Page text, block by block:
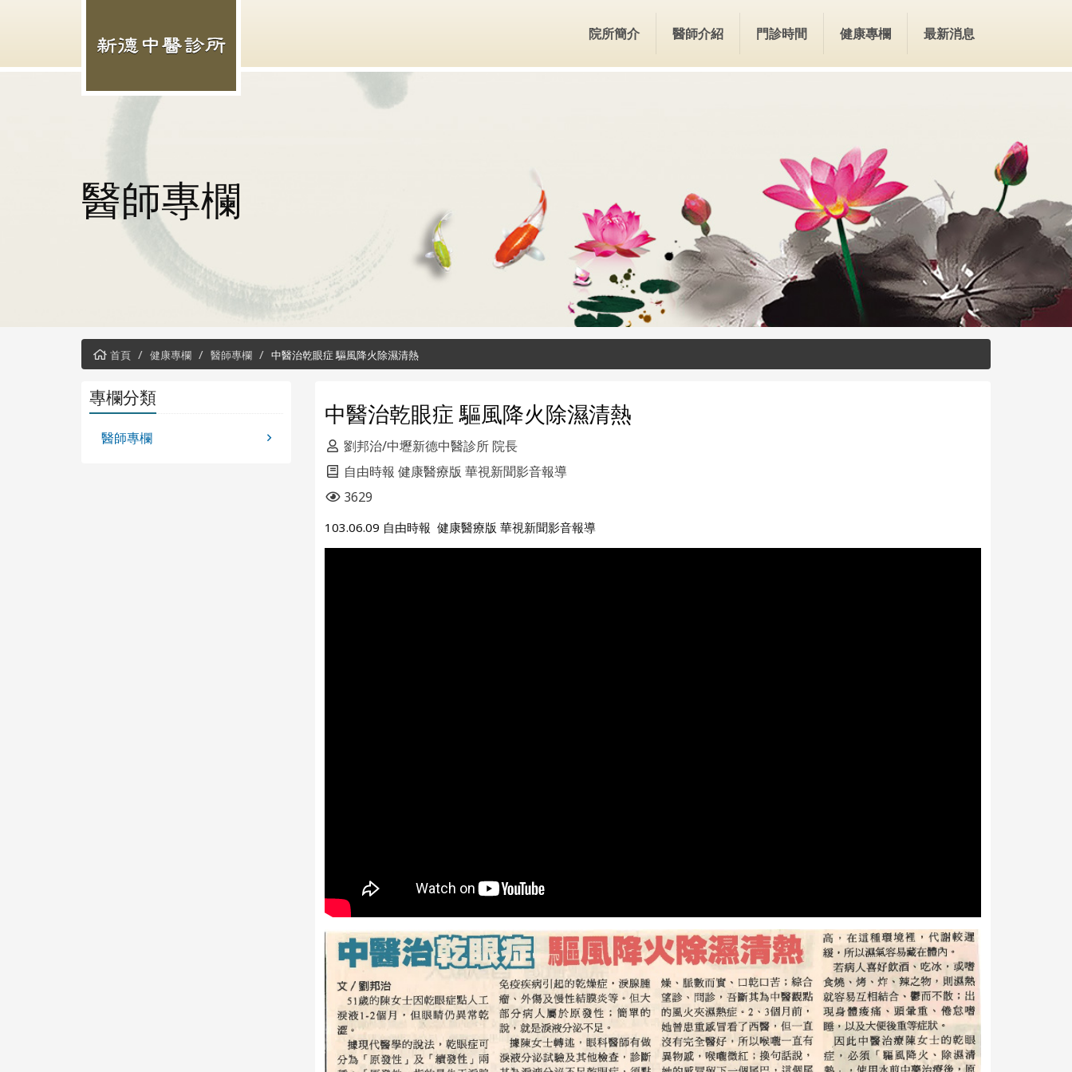
院所簡介 醫師介紹 門診時間 健康專欄 最新消息
醫師專欄
首頁 健康專欄 醫師專欄 中醫治乾眼症 驅風降火除濕清熱
專欄分類
醫師專欄
中醫治乾眼症 驅風降火除濕清熱
劉邦治/中壢新德中醫診所 院長
自由時報 健康醫療版 華視新聞影音報導
3629
103.06.09 自由時報 健康醫療版 華視新聞影音報導